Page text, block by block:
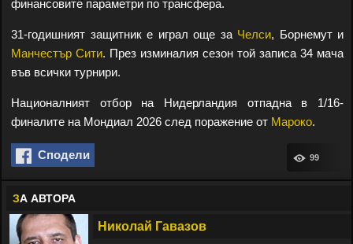
финансовите параметри по трансфера.
31-годишният защитник е играл още за Челси, Борнемут и
Манчестър Сити. През изминалия сезон той записа 34 мача
във всички турнири.
Националният отбор на Нидерландия отпадна в 1/16-
финалите на Мондиал 2026 след поражение от Мароко.
Сподели 99
ЗА АВТОРА
Николай Гавазов